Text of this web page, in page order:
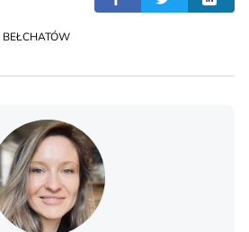
BEŁCHATÓW